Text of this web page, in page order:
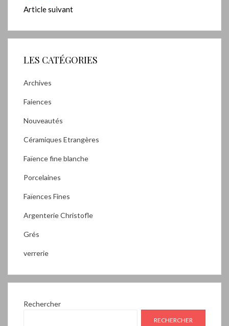
Article suivant
LES CATÉGORIES
Archives
Faiences
Nouveautés
Céramiques Etrangères
Faïence fine blanche
Porcelaines
Faïences Fines
Argenterie Christofle
Grés
verrerie
Rechercher
RECHERCHER